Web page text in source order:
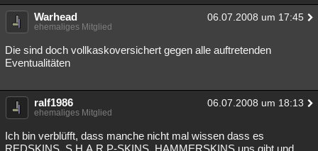
Warhead 06.07.2008 um 17:45
ehemaliges Mitglied
Die sind doch vollkaskoversichert gegen alle auftretenden
Eventualitäten
ralf1986 06.07.2008 um 18:13
ehemaliges Mitglied
Ich bin verblüfft, dass manche nicht mal wissen dass es
REDSKINS, S.H.A.R.P-SKINS, HAMMERSKINS uns gibt und